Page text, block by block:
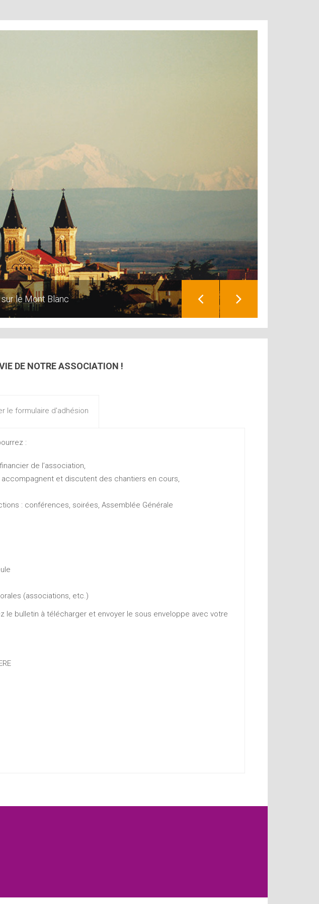
le Mont Blanc
DE NOTRE ASSOCIATION !
le formulaire d'adhésion
:
de l’association,
et discutent des chantiers en cours,
: conférences, soirées, Assemblée Générale
(associations, etc.)
le bulletin à télécharger et envoyer le sous enveloppe avec votre